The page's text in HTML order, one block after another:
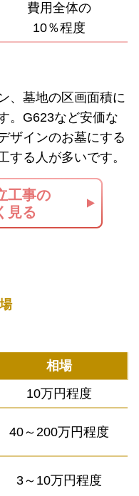
費用全体の
10％程度
、墓地の区画面積に
。G623など安価な
ザインのお墓にする
する人が多いです。
工事の
見る
相場
10万円程度
40～200万円程度
3～10万円程度